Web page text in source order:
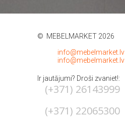
© MEBELMARKET 2026
info@mebelmarket.lv
info@mebelmarket.lv
Ir jautājumi? Droši zvaniet!:
(+371) 26143999
(+371) 22065300